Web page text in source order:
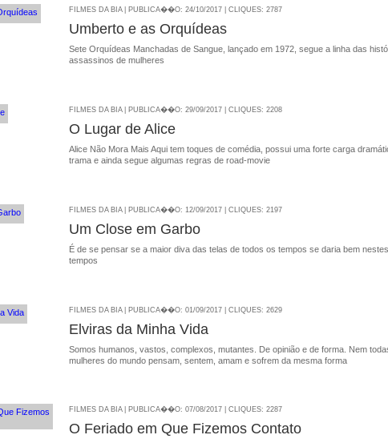
FILMES DA BIA | PUBLICA��O: 24/10/2017 | CLIQUES: 2787
Umberto e as Orquídeas
Sete Orquídeas Manchadas de Sangue, lançado em 1972, segue a linha das
assassinos de mulheres
FILMES DA BIA | PUBLICA��O: 29/09/2017 | CLIQUES: 2208
O Lugar de Alice
Alice Não Mora Mais Aqui tem toques de comédia, possui uma forte carga
trama e ainda segue algumas regras de road-movie
FILMES DA BIA | PUBLICA��O: 12/09/2017 | CLIQUES: 2197
Um Close em Garbo
É de se pensar se a maior diva das telas de todos os tempos se daria bem
tempos
FILMES DA BIA | PUBLICA��O: 01/09/2017 | CLIQUES: 2629
Elviras da Minha Vida
Somos humanos, vastos, complexos, mutantes. De opinião e de forma. Nem
mulheres do mundo pensam, sentem, amam e sofrem da mesma forma
FILMES DA BIA | PUBLICA��O: 07/08/2017 | CLIQUES: 2287
O Feriado em Que Fizemos Contato